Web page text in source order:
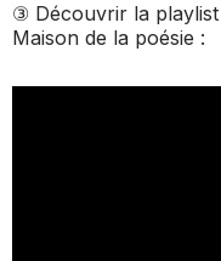
③ Découvrir la
Maison de la poésie :